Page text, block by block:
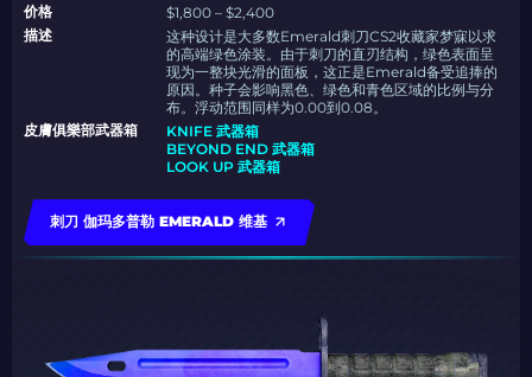
价格
$1,800 – $2,400
描述
这种设计是大多数Emerald刺刀CS2收藏家梦寐以求
的高端绿色涂装。由于刺刀的直刃结构，绿色表面呈
现为一整块光滑的面板，这正是Emerald备受追捧的
原因。种子会影响黑色、绿色和青色区域的比例与分
布。浮动范围同样为0.00到0.08。
皮膚俱樂部武器箱
KNIFE 武器箱
BEYOND END 武器箱
LOOK UP 武器箱
刺刀 伽玛多普勒 EMERALD 维基